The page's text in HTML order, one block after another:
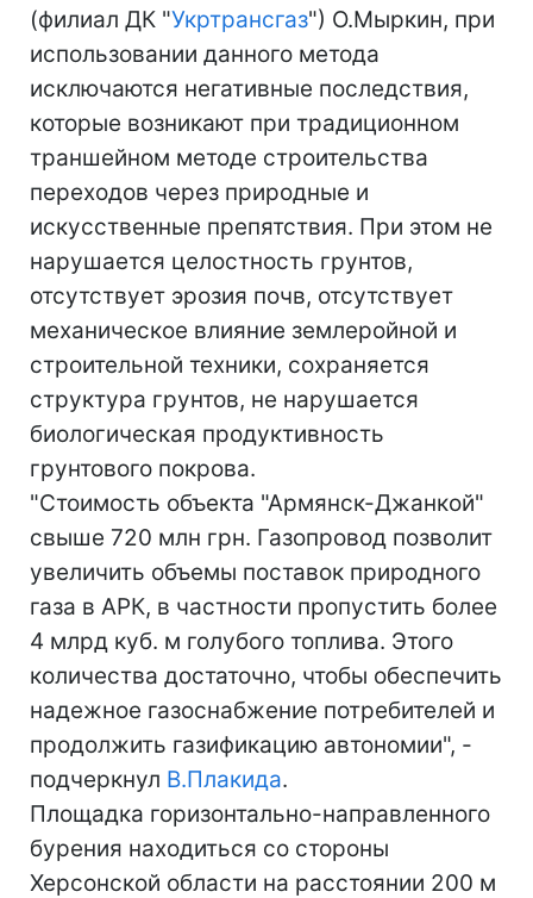
(филиал ДК "Укртрансгаз") О.Мыркин, при
использовании данного метода
исключаются негативные последствия,
которые возникают при традиционном
траншейном методе строительства
переходов через природные и
искусственные препятствия. При этом не
нарушается целостность грунтов,
отсутствует эрозия почв, отсутствует
механическое влияние землеройной и
строительной техники, сохраняется
структура грунтов, не нарушается
биологическая продуктивность
грунтового покрова.
"Стоимость объекта "Армянск-Джанкой"
свыше 720 млн грн. Газопровод позволит
увеличить объемы поставок природного
газа в АРК, в частности пропустить более
4 млрд куб. м голубого топлива. Этого
количества достаточно, чтобы обеспечить
надежное газоснабжение потребителей и
продолжить газификацию автономии", -
подчеркнул В.Плакида.
Площадка горизонтально-направленного
бурения находиться со стороны
Херсонской области на расстоянии 200 м